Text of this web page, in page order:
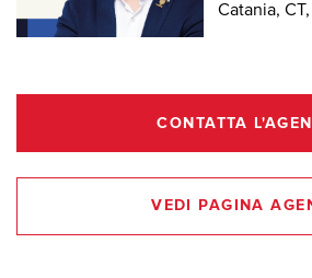
Catania,
CONTATTA
VEDI PAGINA